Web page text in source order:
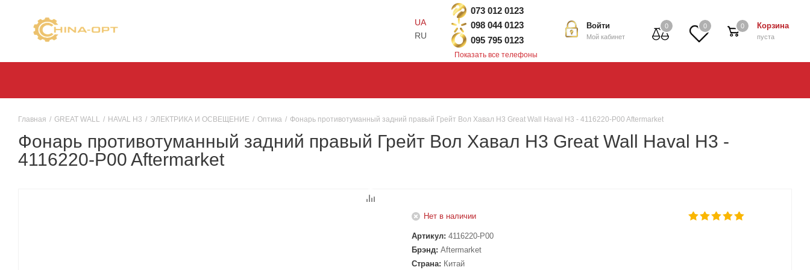
UA
RU
0 0 Корзина
пуста
0
Войти
Мой кабинет
073 012 0123
098 044 0123
095 795 0123
Показать все телефоны
Главная / GREAT WALL / HAVAL H3 / ЭЛЕКТРИКА И ОСВЕЩЕНИЕ / Оптика / Фонарь противотуманный задний правый Грейт Вол Хавал H3 Great Wall Haval H3 - 4116220-P00 Aftermarket
Фонарь противотуманный задний правый Грейт Вол Хавал H3 Great Wall Haval H3 -
4116220-P00 Aftermarket
Нет в наличии
Артикул: 4116220-P00
Брэнд: Aftermarket
Страна: Китай